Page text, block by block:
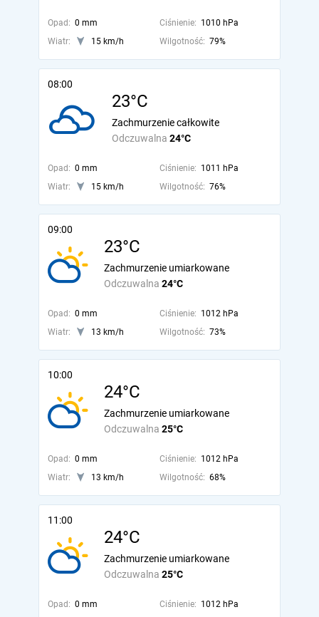
Opad: 0 mm Ciśnienie: 1010 hPa
Wiatr:
15 km/h Wilgotność: 79%
08:00
23°C
Odczuwalna 24°C
Zachmurzenie całkowite
Opad: 0 mm Ciśnienie: 1011 hPa
Wiatr:
15 km/h Wilgotność: 76%
09:00
23°C
Odczuwalna 24°C
Zachmurzenie umiarkowane
Opad: 0 mm Ciśnienie: 1012 hPa
Wiatr:
13 km/h Wilgotność: 73%
10:00
24°C
Odczuwalna 25°C
Zachmurzenie umiarkowane
Opad: 0 mm Ciśnienie: 1012 hPa
Wiatr:
13 km/h Wilgotność: 68%
11:00
24°C
Odczuwalna 25°C
Zachmurzenie umiarkowane
Opad: 0 mm Ciśnienie: 1012 hPa